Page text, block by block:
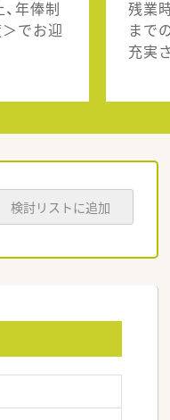
年俸制
でお迎
残業
まで
充実
検討リストに追加